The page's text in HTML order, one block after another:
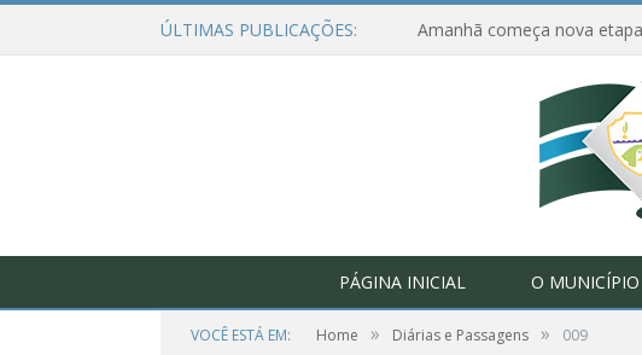
ÚLTIMAS PUBLICAÇÕES:
PÁGINA INICIAL O MUNICÍPIO
VOCÊ ESTÁ EM: Home » Diárias e Passagens » 009